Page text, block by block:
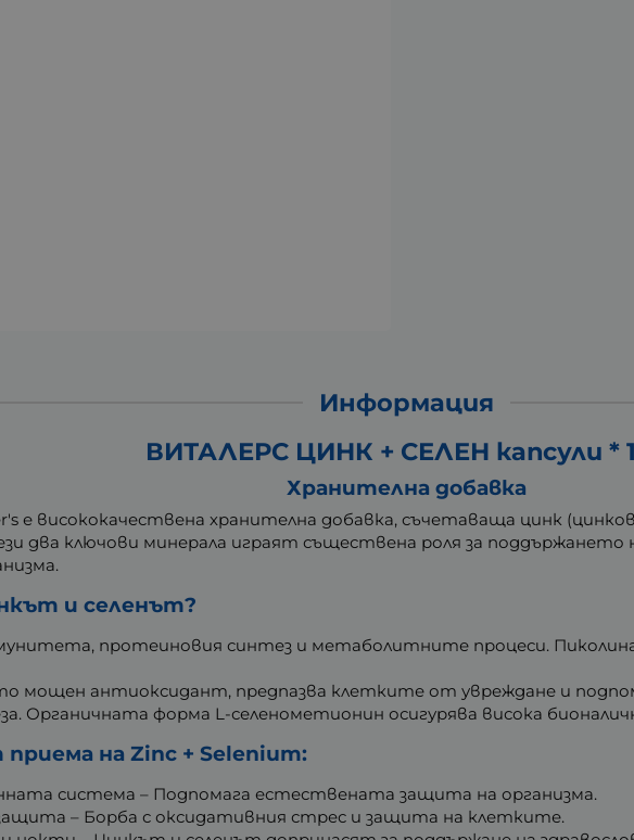
Информация
ВИТАЛЕРС ЦИНК + СЕЛЕН капсули *
Хранителна добавка
е висококачествена хранителна добавка, съчетаваща цинк
два ключови минерала играят съществена роля за
и селенът?
протеиновия синтез и метаболитните процеси.
мощен антиоксидант, предпазва клетките от увреждане и
Органичната форма L-селенометионин осигурява висока
на Zinc + Selenium:
система – Подпомага естествената защита на организма.
– Борба с оксидативния стрес и защита на клетките.